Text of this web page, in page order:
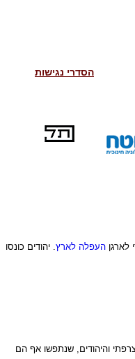
הסדרי נגישות
לארגן העפלה לארץ. יהודים כונסו
הצרפתי והיהודים, שנתפשו אף הם